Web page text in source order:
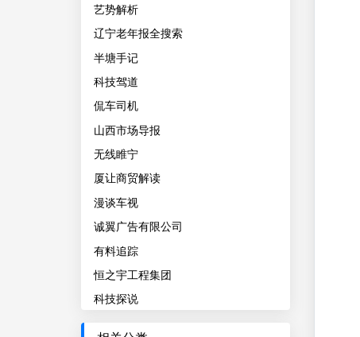
艺势解析
辽宁老年报全搜索
半塘手记
科技驾道
侃车司机
山西市场导报
无线睢宁
厦让商贸解读
漫谈车视
诚翼广告有限公司
有料追踪
恒之宇工程集团
科技探说